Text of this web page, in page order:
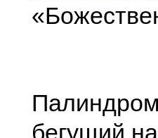
Палиндром
бегущий